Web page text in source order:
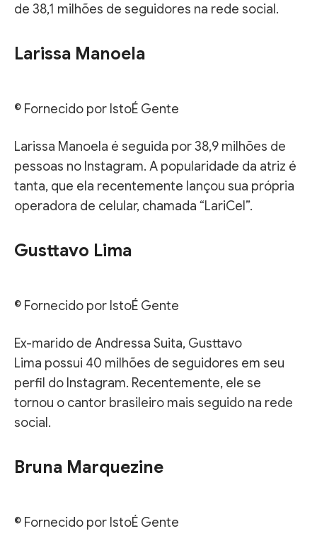
de 38,1 milhões de seguidores na rede social.
Larissa Manoela
© Fornecido por IstoÉ Gente
Larissa Manoela é seguida por 38,9 milhões de
pessoas no Instagram. A popularidade da atriz é
tanta, que ela recentemente lançou sua própria
operadora de celular, chamada “LariCel”.
Gusttavo Lima
© Fornecido por IstoÉ Gente
Ex-marido de Andressa Suita, Gusttavo
Lima possui 40 milhões de seguidores em seu
perfil do Instagram. Recentemente, ele se
tornou o cantor brasileiro mais seguido na rede
social.
Bruna Marquezine
© Fornecido por IstoÉ Gente